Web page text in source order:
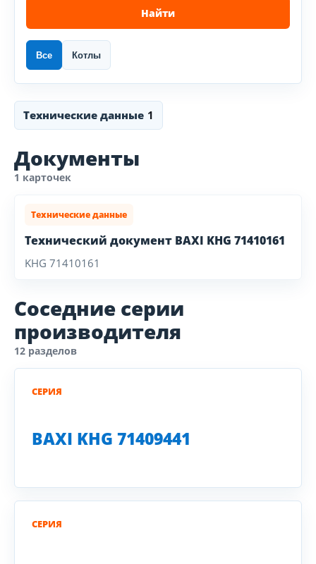
Найти
Все Котлы
Технические данные 1
Документы
1 карточек
Технические данные
Технический документ BAXI KHG 71410161
KHG 71410161
Соседние серии
производителя
12 разделов
СЕРИЯ
BAXI KHG 71409441
СЕРИЯ